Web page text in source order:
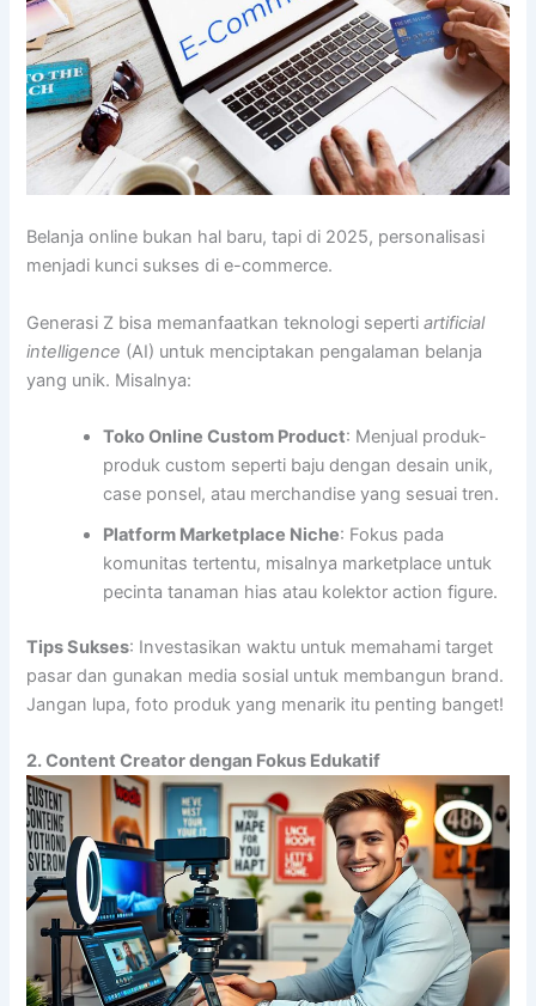
Belanja online bukan hal baru, tapi di 2025, personalisasi
menjadi kunci sukses di e-commerce.
Generasi Z bisa memanfaatkan teknologi sepertiartificial
intelligence (AI) untuk menciptakan pengalaman belanja
yang unik. Misalnya:
Toko Online Custom Product: Menjual produk-
produk custom seperti baju dengan desain unik,
case ponsel, atau merchandise yang sesuai tren.
Platform Marketplace Niche: Fokus pada
komunitas tertentu, misalnya marketplace untuk
pecinta tanaman hias atau kolektor action figure.
Tips Sukses: Investasikan waktu untuk memahami target
pasar dan gunakan media sosial untuk membangun brand.
Jangan lupa, foto produk yang menarik itu penting banget!
2. Content Creator dengan Fokus Edukatif